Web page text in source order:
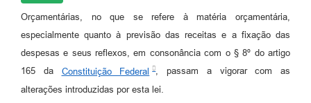
Orçamentárias, no que se refere à matéria orçamentária,
especialmente quanto à previsão das receitas e a fixação das
despesas e seus reflexos, em consonância com o § 8º do artigo
165 da Constituição Federal
, passam a vigorar com as
alterações introduzidas por esta lei.